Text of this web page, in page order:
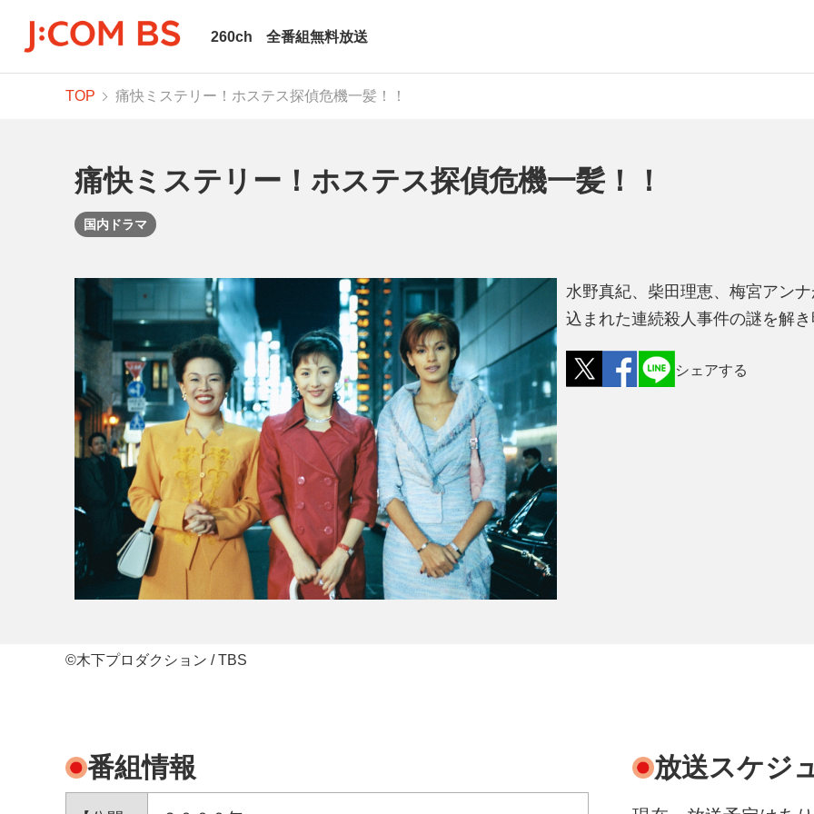
260ch 全番組無料放送
TOP 痛快ミステリー！ホステス探偵危機一髪！！
痛快ミステリー！ホステス探偵危機一髪！！
国内ドラマ
水野真紀、柴田理恵、梅宮アン
込まれた連続殺人事件の謎を解
シェアする
©木下プロダクション / TBS
番組情報 放送スケジ